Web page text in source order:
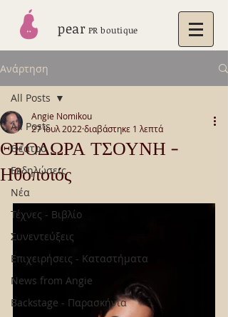
pear PR boutique
Ανάρτηση
All Posts
Θέατρο
Εκδηλώσεις
Νέα
Τέχνες - Βιβλίο
Συνεντεύξεις
Επιχειρήσεις - Καταστήματα
News from Angie
Backstage - Παρασκήνια
All Posts
ΘΕΟΔΩΡΑ ΤΣΟΥΝΗ -
Ηθοποιός
Angie Nomikou
27 Ιουλ 2022 διαβάστηκε 1 λεπτά